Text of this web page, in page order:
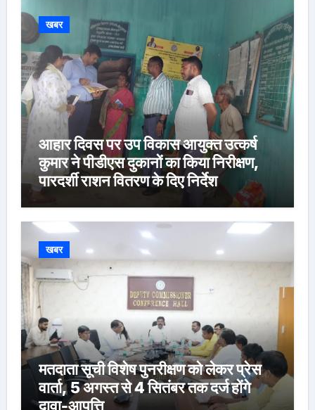
खबर
आहार दिवस पर उप विकास आयुक्त उत्कर्ष
कुमार ने पीडीएस दुकानों का किया निरीक्षण,
पारदर्शी राशन वितरण के दिए निर्देश
खबर
मतदाता सूची विशेष पुनरीक्षण को लेकर प्रेस
वार्ता, 5 अगस्त से 4 सितंबर तक दर्ज होंगे
दावा-आपत्ति